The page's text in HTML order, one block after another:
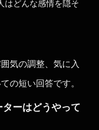
はどんな感情を隠そ
気の調整、気に入
の短い回答です。
ーはどうやって